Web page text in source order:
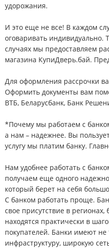
удорожания.
И это еще не все! В каждом
оговаривать индивидуально.
случаях мы предоставляем
магазина КупиДверь.бай.
Для оформления рассрочки
Оформить документы вам
ВТБ, Беларусбанк, Банк
*Почему мы работаем с
а нам – надежнее. Вы
услугу мы платим банку.
Нам удобнее работать с
получаем еще одного
который берет на себя
С банком работать проще.
свое присутствие в регионах,
находятся практически в
покупателей. Банки имеют не
инфраструктуру, широкую